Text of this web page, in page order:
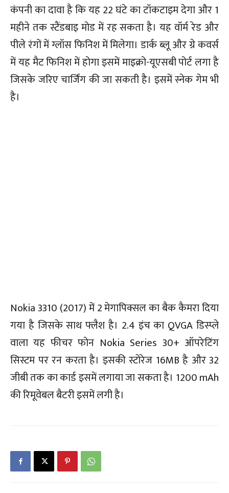
कंपनी का दावा है कि यह 22 घंटे का टॉकटाइम देगा और 1
महीने तक स्टैंडबाइ मोड में रह सकता है। यह वॉर्म रेड और
पीले रंगों में ग्लॉस फिनिश में मिलेगा। डार्क ब्लू और ग्रे कवर्स
में यह मैट फिनिश में होगा इसमें माइक्रो-यूएसबी पोर्ट लगा है
जिसके जरिए चार्जिंग की जा सकती है। इसमें स्नेक गेम भी
है।
Nokia 3310 (2017) में 2 मेगापिक्सल का बैक कैमरा दिया
गया है जिसके साथ फ्लैश है। 2.4 इंच का QVGA डिस्प्ले
वाला यह फीचर फोन Nokia Series 30+ ऑपरेटिंग
सिस्टम पर रन करता है। इसकी स्टोरेज 16MB है और 32
जीबी तक का कार्ड इसमें लगाया जा सकता है। 1200 mAh
की रिमूवेबल बैटरी इसमें लगी है।